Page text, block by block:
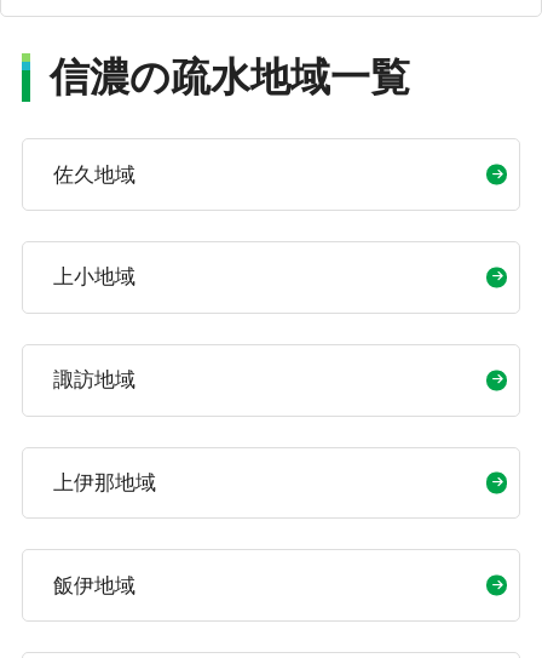
信濃の疏水地域一覧
佐久地域
上小地域
諏訪地域
上伊那地域
飯伊地域